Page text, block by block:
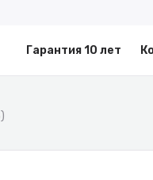
Гарантия 10 лет